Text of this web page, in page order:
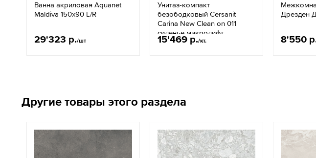
Ванна акриловая Aquanet
Maldiva 150х90 L/R
29'323 р./шт
Унитаз-компакт
безободковый Cersanit
Carina New Clean on 011
сиденье микролифт
15'469 р./кт.
Дрезден
8'550
Другие товары этого раздела